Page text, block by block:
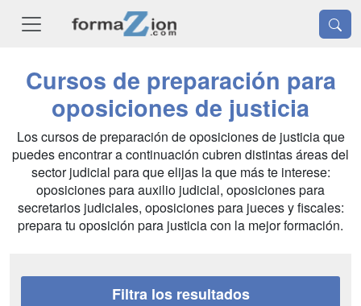
Cursos de preparación para
oposiciones de justicia
Los cursos de preparación de oposiciones de justicia que
puedes encontrar a continuación cubren distintas áreas del
sector judicial para que elijas la que más te interese:
oposiciones para auxilio judicial, oposiciones para
secretarios judiciales, oposiciones para jueces y fiscales:
prepara tu oposición para justicia con la mejor formación.
Filtra los resultados